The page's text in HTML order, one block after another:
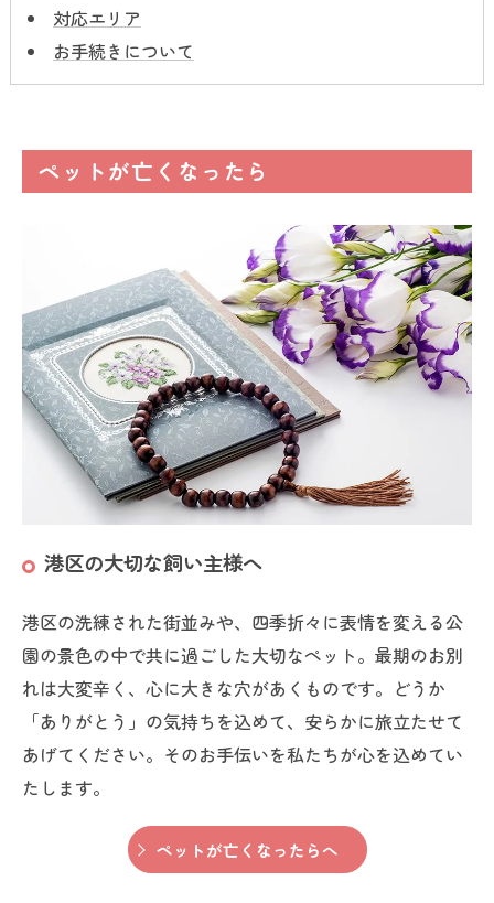
対応エリア
お手続きについて
ペットが亡くなったら
港区の大切な飼い主様へ
港区の洗練された街並みや、四季折々に表情を変える公
園の景色の中で共に過ごした大切なペット。最期のお別
れは大変辛く、心に大きな穴があくものです。どうか
「ありがとう」の気持ちを込めて、安らかに旅立たせて
あげてください。そのお手伝いを私たちが心を込めてい
たします。
ペットが亡くなったらへ